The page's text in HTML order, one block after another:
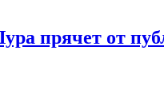
прячет от